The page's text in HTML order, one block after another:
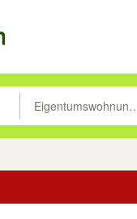
um zu suchen,